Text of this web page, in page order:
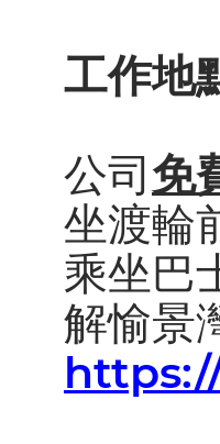
工作地
公司 免
坐渡輪
乘坐巴
解愉景